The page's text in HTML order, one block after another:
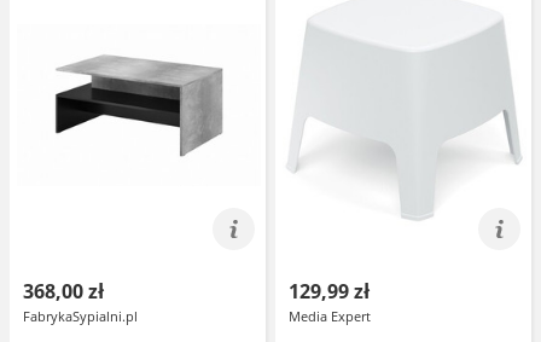
368,00 zł
FabrykaSypialni.pl
129,99 zł
Media Expert